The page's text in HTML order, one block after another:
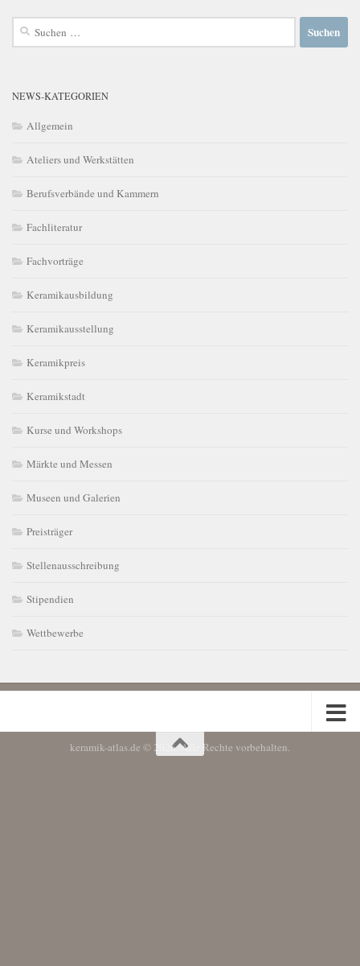
Suchen
NEWS-KATEGORIEN
Allgemein
Ateliers und Werkstätten
Berufsverbände und Kammern
Fachliteratur
Fachvorträge
Keramikausbildung
Keramikausstellung
Keramikpreis
Keramikstadt
Kurse und Workshops
Märkte und Messen
Museen und Galerien
Preisträger
Stellenausschreibung
Stipendien
Wettbewerbe
keramik-atlas.de © 2026. Alle Rechte vorbehalten.